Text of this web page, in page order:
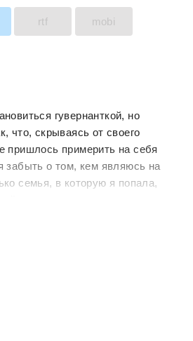
rtf mobi
гувернанткой, но
что, скрываясь от своего
пришлось примерить на себя
забыть о том, кем являюсь на
семья, в которую я попала,
тайну одного мужчины - дяди